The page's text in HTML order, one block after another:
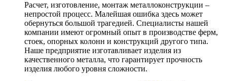
Расчет, изготовление, монтаж металлоконструкции –
непростой процесс. Малейшая ошибка здесь может
обернуться большой трагедией. Специалисты нашей
компании имеют огромный опыт в производстве ферм,
стоек, опорных колонн и конструкций другого типа.
Наше предприятие изготавливает изделия из
качественного металла, что гарантирует прочность
изделия любого уровня сложности.